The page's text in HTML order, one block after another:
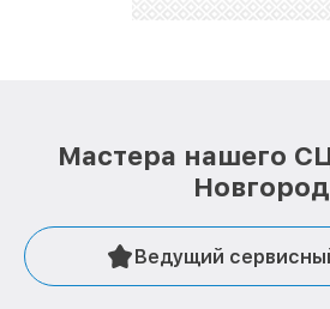
стараемся каждый день
Мастера нашего
Ведущий